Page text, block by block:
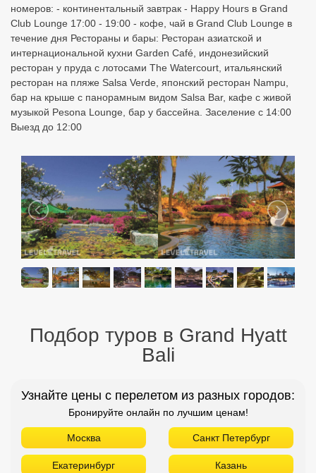
номеров: - континентальный завтрак - Happy Hours в Grand
Club Lounge 17:00 - 19:00 - кофе, чай в Grand Club Lounge в
течение дня Рестораны и бары: Ресторан азиатской и
интернациональной кухни Garden Café, индонезийский
ресторан у пруда с лотосами The Watercourt, итальянский
ресторан на пляже Salsa Verde, японский ресторан Nampu,
бар на крыше с панорамным видом Salsa Bar, кафе с живой
музыкой Pesona Lounge, бар у бассейна. Заселение с 14:00
Выезд до 12:00
Подбор туров в Grand Hyatt
Bali
Узнайте цены с перелетом из разных городов:
Бронируйте онлайн по лучшим ценам!
Москва Санкт Петербург
Екатеринбург Казань